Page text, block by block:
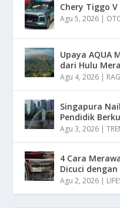
Chery Tiggo V
Agu 5, 2026 |
Upaya AQUA
dari Hulu
Agu 4, 2026 |
Singapura
Pendidik
Agu 3, 2026 |
4 Cara
Dicuci dengan
Agu 2, 2026 |